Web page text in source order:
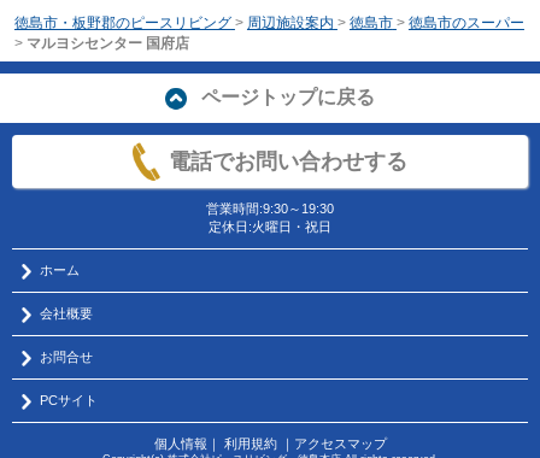
徳島市・板野郡のピースリビング > 周辺施設案内 > 徳島市 > 徳島市のスーパー
> マルヨシセンター 国府店
ページトップに戻る
電話でお問い合わせする
営業時間:9:30～19:30
定休日:火曜日・祝日
ホーム
会社概要
お問合せ
PCサイト
個人情報 ｜ 利用規約｜ アクセスマップ